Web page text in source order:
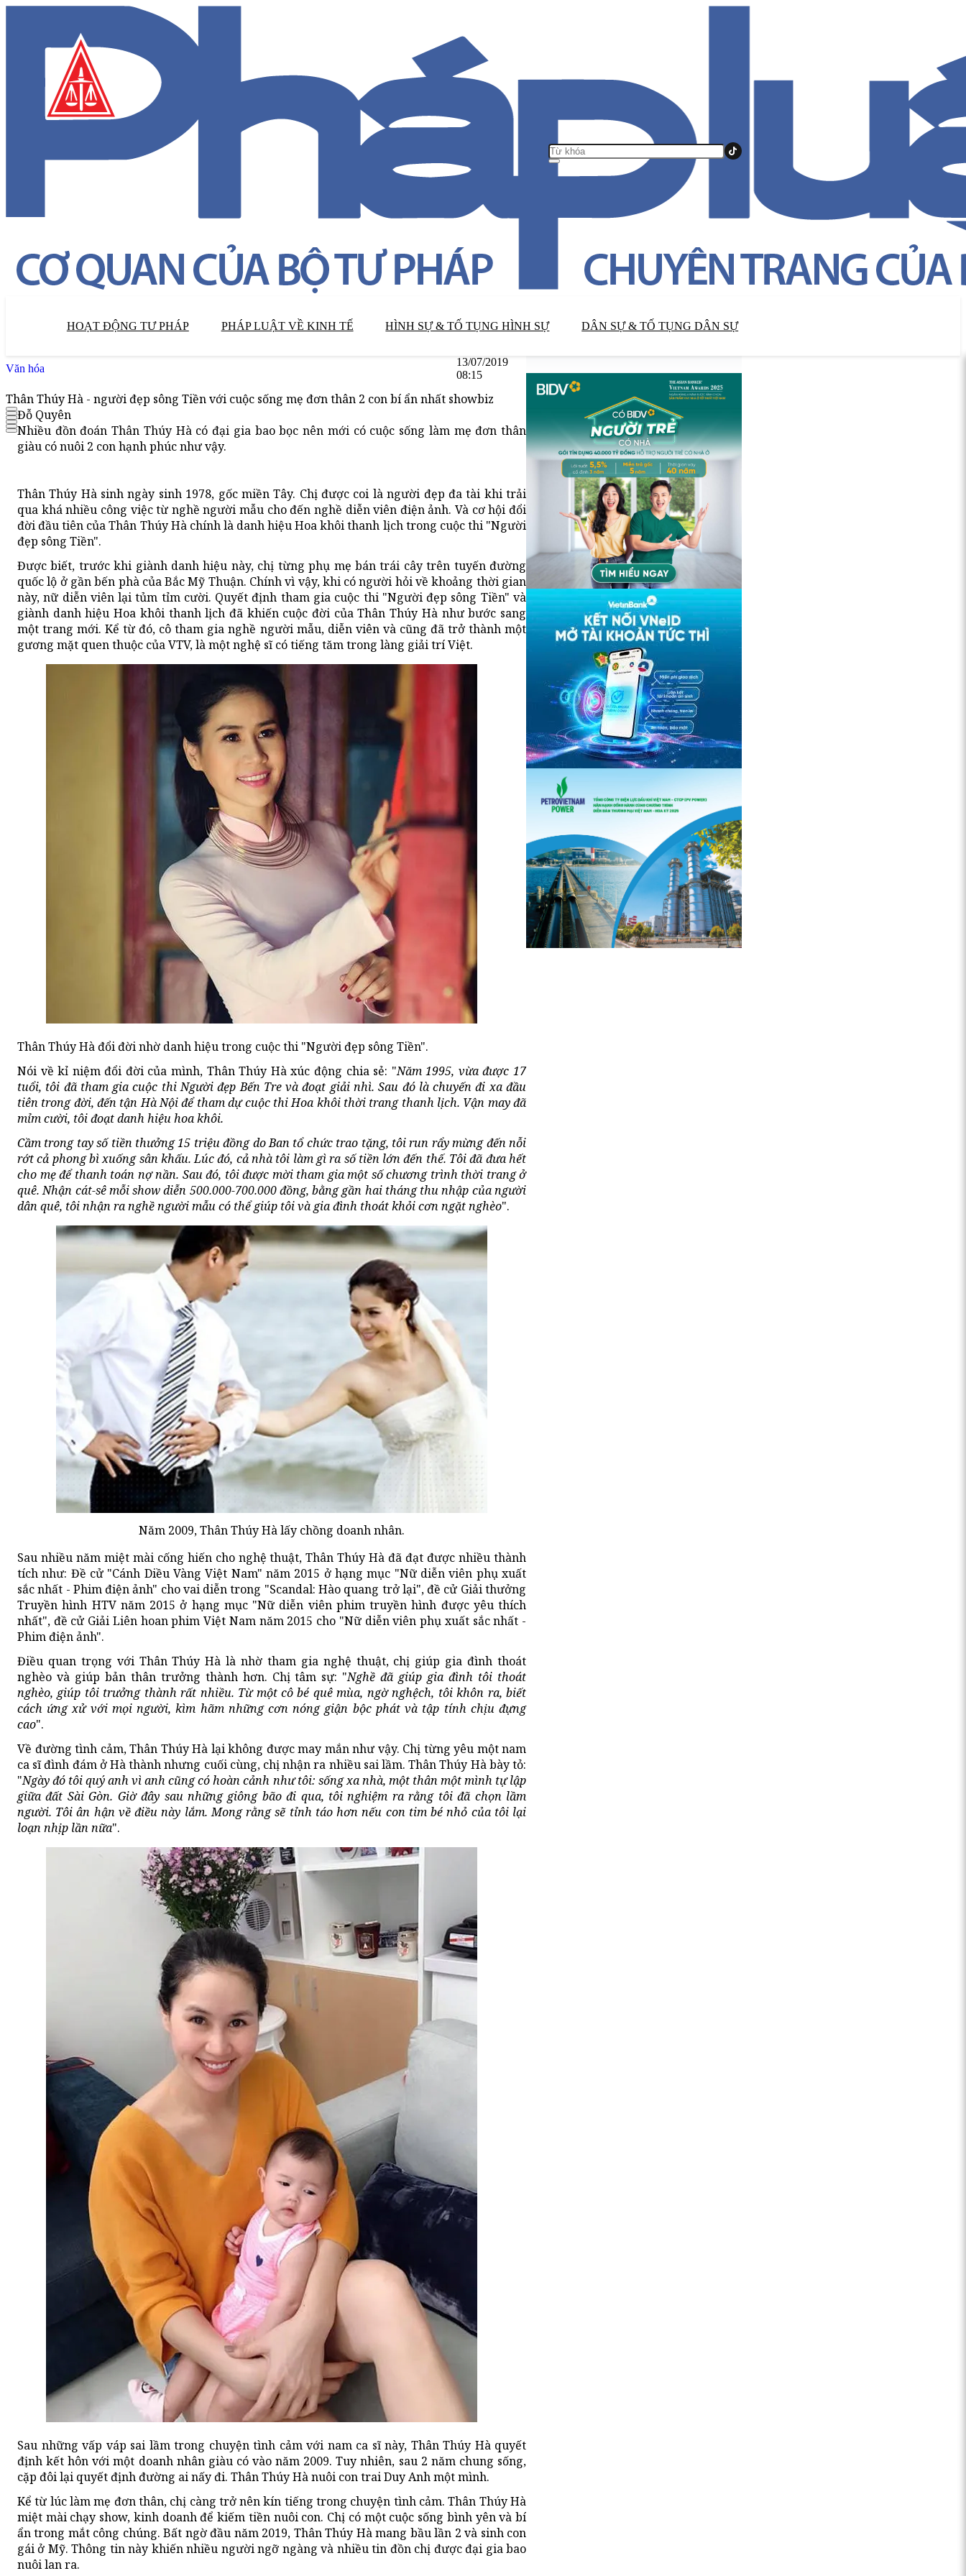
HOẠT ĐỘNG TƯ PHÁP PHÁP LUẬT VỀ KINH TẾ HÌNH SỰ & TỐ TỤNG HÌNH SỰ DÂN SỰ & TỐ TỤNG DÂN SỰ
Văn hóa
13/07/2019
08:15
Thân Thúy Hà - người đẹp sông Tiền với cuộc sống mẹ đơn thân 2 con bí ẩn nhất showbiz
Đỗ Quyên
Nhiều đồn đoán Thân Thúy Hà có đại gia bao bọc nên mới có cuộc sống làm mẹ đơn thân
giàu có nuôi 2 con hạnh phúc như vậy.
Thân Thúy Hà sinh ngày sinh 1978, gốc miền Tây. Chị được coi là người đẹp đa tài khi trải
qua khá nhiều công việc từ nghề người mẫu cho đến nghề diễn viên điện ảnh. Và cơ hội đổi
đời đầu tiên của Thân Thúy Hà chính là danh hiệu Hoa khôi thanh lịch trong cuộc thi "Người
đẹp sông Tiền".
Được biết, trước khi giành danh hiệu này, chị từng phụ mẹ bán trái cây trên tuyến đường
quốc lộ ở gần bến phà của Bắc Mỹ Thuận. Chính vì vậy, khi có người hỏi về khoảng thời gian
này, nữ diễn viên lại tủm tỉm cười. Quyết định tham gia cuộc thi "Người đẹp sông Tiền" và
giành danh hiệu Hoa khôi thanh lịch đã khiến cuộc đời của Thân Thúy Hà như bước sang
một trang mới. Kể từ đó, cô tham gia nghề người mẫu, diễn viên và cũng đã trở thành một
gương mặt quen thuộc của VTV, là một nghệ sĩ có tiếng tăm trong làng giải trí Việt.
Thân Thúy Hà đổi đời nhờ danh hiệu trong cuộc thi "Người đẹp sông Tiền".
Nói về kỉ niệm đổi đời của mình, Thân Thúy Hà xúc động chia sẻ: "Năm 1995, vừa được 17
tuổi, tôi đã tham gia cuộc thi Người đẹp Bến Tre và đoạt giải nhì. Sau đó là chuyến đi xa đầu
tiên trong đời, đến tận Hà Nội để tham dự cuộc thi Hoa khôi thời trang thanh lịch. Vận may đã
mỉm cười, tôi đoạt danh hiệu hoa khôi.
Cầm trong tay số tiền thưởng 15 triệu đồng do Ban tổ chức trao tặng, tôi run rẩy mừng đến nỗi
rớt cả phong bì xuống sân khấu. Lúc đó, cả nhà tôi làm gì ra số tiền lớn đến thế. Tôi đã đưa hết
cho mẹ để thanh toán nợ nần. Sau đó, tôi được mời tham gia một số chương trình thời trang ở
quê. Nhận cát-sê mỗi show diễn 500.000-700.000 đồng, bằng gần hai tháng thu nhập của người
dân quê, tôi nhận ra nghề người mẫu có thể giúp tôi và gia đình thoát khỏi cơn ngặt nghèo".
Năm 2009, Thân Thúy Hà lấy chồng doanh nhân.
Sau nhiều năm miệt mài cống hiến cho nghệ thuật, Thân Thúy Hà đã đạt được nhiều thành
tích như: Đề cử "Cánh Diều Vàng Việt Nam" năm 2015 ở hạng mục "Nữ diễn viên phụ xuất
sắc nhất - Phim điện ảnh" cho vai diễn trong "Scandal: Hào quang trở lại", đề cử Giải thưởng
Truyền hình HTV năm 2015 ở hạng mục "Nữ diễn viên phim truyền hình được yêu thích
nhất", đề cử Giải Liên hoan phim Việt Nam năm 2015 cho "Nữ diễn viên phụ xuất sắc nhất -
Phim điện ảnh".
Điều quan trọng với Thân Thúy Hà là nhờ tham gia nghệ thuật, chị giúp gia đình thoát
nghèo và giúp bản thân trưởng thành hơn. Chị tâm sự: "Nghề đã giúp gia đình tôi thoát
nghèo, giúp tôi trưởng thành rất nhiều. Từ một cô bé quê mùa, ngờ nghệch, tôi khôn ra, biết
cách ứng xử với mọi người, kìm hãm những cơn nóng giận bộc phát và tập tính chịu đựng
cao".
Về đường tình cảm, Thân Thúy Hà lại không được may mắn như vậy. Chị từng yêu một nam
ca sĩ đình đám ở Hà thành nhưng cuối cùng, chị nhận ra nhiều sai lầm. Thân Thúy Hà bày tỏ:
"Ngày đó tôi quý anh vì anh cũng có hoàn cảnh như tôi: sống xa nhà, một thân một mình tự lập
giữa đất Sài Gòn. Giờ đây sau những giông bão đi qua, tôi nghiệm ra rằng tôi đã chọn lầm
người. Tôi ân hận về điều này lắm. Mong rằng sẽ tỉnh táo hơn nếu con tim bé nhỏ của tôi lại
loạn nhịp lần nữa".
Sau những vấp váp sai lầm trong chuyện tình cảm với nam ca sĩ này, Thân Thúy Hà quyết
định kết hôn với một doanh nhân giàu có vào năm 2009. Tuy nhiên, sau 2 năm chung sống,
cặp đôi lại quyết định đường ai nấy đi. Thân Thúy Hà nuôi con trai Duy Anh một mình.
Kể từ lúc làm mẹ đơn thân, chị càng trở nên kín tiếng trong chuyện tình cảm. Thân Thúy Hà
miệt mài chạy show, kinh doanh để kiếm tiền nuôi con. Chị có một cuộc sống bình yên và bí
ẩn trong mắt công chúng. Bất ngờ đầu năm 2019, Thân Thúy Hà mang bầu lần 2 và sinh con
gái ở Mỹ. Thông tin này khiến nhiều người ngỡ ngàng và nhiều tin đồn chị được đại gia bao
nuôi lan ra.